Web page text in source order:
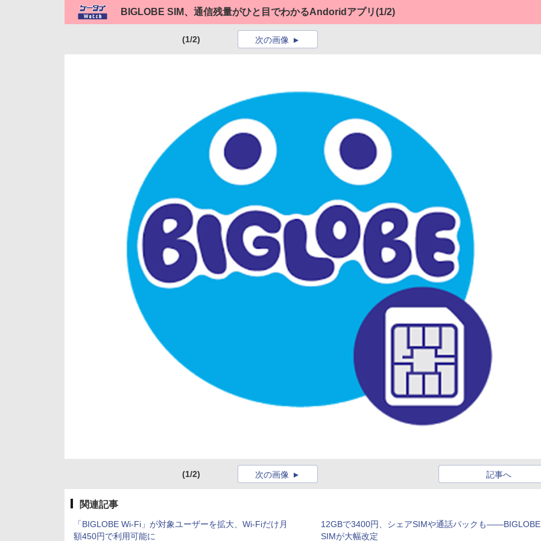
BIGLOBE SIM、通信残量がひと目でわかるAndoridアプリ(1/2)
(1/2) 次の画像
(1/2) 記事へ
次の画像
関連記事
「BIGLOBE Wi-Fi」が対象ユーザーを拡大、Wi-Fiだけ月
額450円で利用可能に
12GBで3400円、シェアSIMや通話パックも――BIGLOBE
SIMが大幅改定